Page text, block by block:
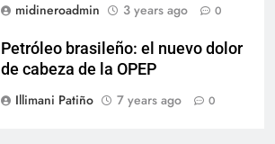
midineroadmin
3 years ago 0
Petróleo brasileño: el nuevo dolor
de cabeza de la OPEP
Illimani Patiño
7 years ago 0